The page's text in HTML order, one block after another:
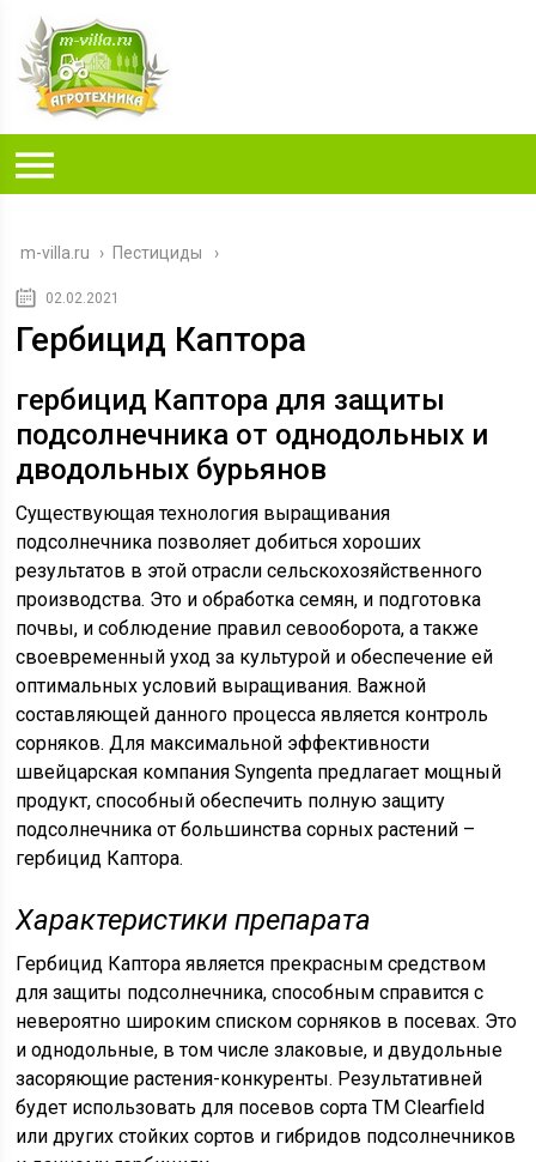
m-villa.ru › Пестициды
02.02.2021
Гербицид Каптора
гербицид Каптора для защиты
подсолнечника от однодольных и
дводольных бурьянов
Существующая технология выращивания
подсолнечника позволяет добиться хороших
результатов в этой отрасли сельскохозяйственного
производства. Это и обработка семян, и подготовка
почвы, и соблюдение правил севооборота, а также
своевременный уход за культурой и обеспечение ей
оптимальных условий выращивания. Важной
составляющей данного процесса является контроль
сорняков. Для максимальной эффективности
швейцарская компания Syngenta предлагает мощный
продукт, способный обеспечить полную защиту
подсолнечника от большинства сорных растений –
гербицид Каптора.
Характеристики препарата
Гербицид Каптора является прекрасным средством
для защиты подсолнечника, способным справится с
невероятно широким списком сорняков в посевах. Это
и однодольные, в том числе злаковые, и двудольные
засоряющие растения-конкуренты. Результативней
будет использовать для посевов сорта ТМ Clearfield
или других стойких сортов и гибридов подсолнечников